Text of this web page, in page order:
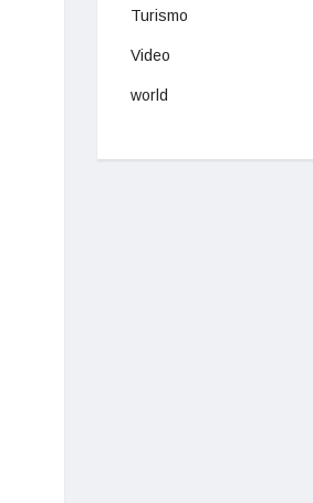
Turismo
Video
world